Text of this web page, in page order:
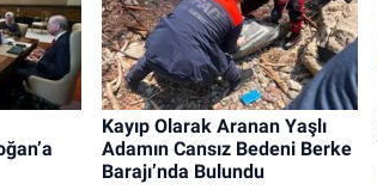
Kayıp Olarak Aranan Yaşlı
Adamın Cansız Bedeni Berke
Barajı’nda Bulundu